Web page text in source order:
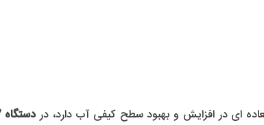
دستگاه 7 مرحله ای کریستال